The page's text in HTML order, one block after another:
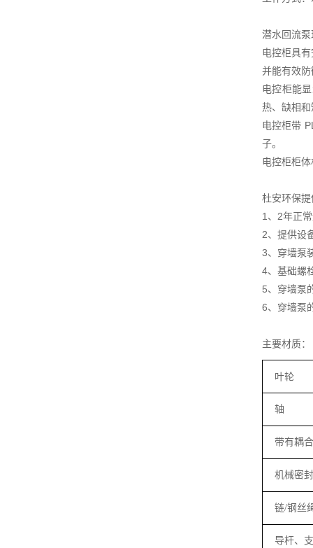
潜水回流
电控柜具
并能有效
电控柜能
热、缺相
电控柜带
子。
电控柜柜
杜安环保
1、2年正
2、提供设
3、穿墙泵
4、基础螺
5、穿墙泵
6、穿墙泵
主要材质：
叶轮
轴
带有耦
机械密封
链/钢丝
导杆、